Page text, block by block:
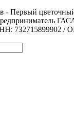
- Первый
732715899902 /